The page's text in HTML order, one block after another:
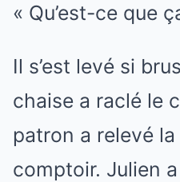
« Qu’est-ce que
Il s’est levé si
chaise a raclé le
patron a relevé
comptoir. Julien